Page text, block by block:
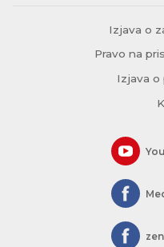
Izjava o
Pravo na
Izjava o